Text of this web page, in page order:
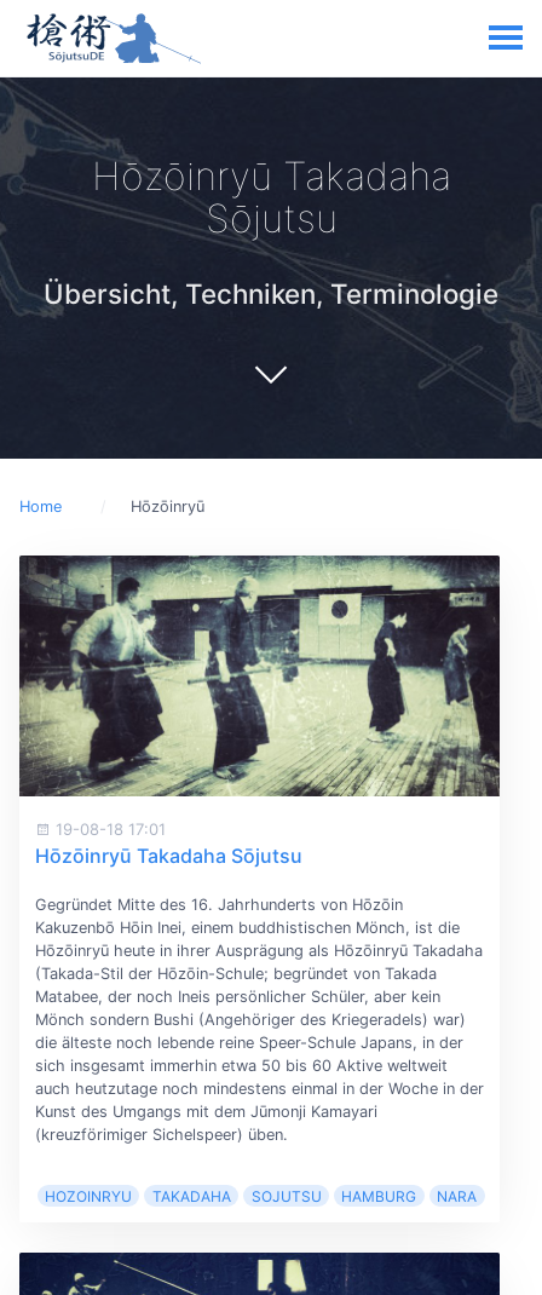
Hōzōinryū Takadaha
Sōjutsu
Übersicht, Techniken, Terminologie
Home Hōzōinryū
19-08-18 17:01
Hōzōinryū Takadaha Sōjutsu
Gegründet Mitte des 16. Jahrhunderts von Hōzōin
Kakuzenbō Hōin Inei, einem buddhistischen Mönch, ist die
Hōzōinryū heute in ihrer Ausprägung als Hōzōinryū Takadaha
(Takada-Stil der Hōzōin-Schule; begründet von Takada
Matabee, der noch Ineis persönlicher Schüler, aber kein
Mönch sondern Bushi (Angehöriger des Kriegeradels) war)
die älteste noch lebende reine Speer-Schule Japans, in der
sich insgesamt immerhin etwa 50 bis 60 Aktive weltweit
auch heutzutage noch mindestens einmal in der Woche in der
Kunst des Umgangs mit dem Jūmonji Kamayari
(kreuzförimiger Sichelspeer) üben.
HOZOINRYU TAKADAHA SOJUTSU HAMBURG NARA